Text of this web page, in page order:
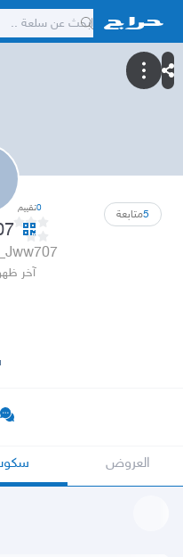
5متابعة 0تقييم
آخر ظهور
العروض